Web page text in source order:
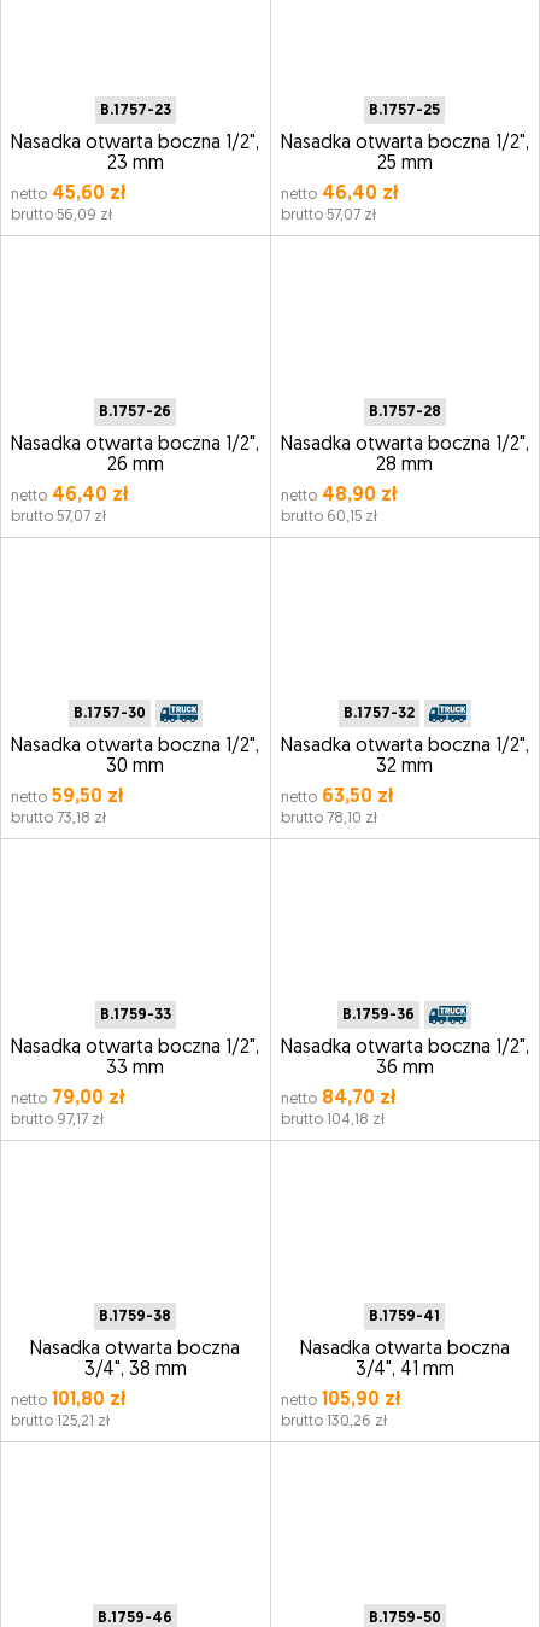
B.1757-23
Nasadka otwarta boczna 1/2",
23 mm
netto 45,60 zł
brutto 56,09 zł
B.1757-25
Nasadka otwarta boczna 1/2",
25 mm
netto46,40 zł
brutto 57,07 zł
B.1757-26
Nasadka otwarta boczna 1/2",
26 mm
netto 46,40 zł
brutto 57,07 zł
B.1757-28
Nasadka otwarta boczna 1/2",
28 mm
netto48,90 zł
brutto 60,15 zł
B.1757-30
Nasadka otwarta boczna 1/2",
30 mm
netto 59,50 zł
brutto 73,18 zł
B.1757-32
Nasadka otwarta boczna 1/2",
32 mm
netto63,50 zł
brutto 78,10 zł
B.1759-33
Nasadka otwarta boczna 1/2",
33 mm
netto 79,00 zł
brutto 97,17 zł
B.1759-36
Nasadka otwarta boczna 1/2",
36 mm
netto84,70 zł
brutto 104,18 zł
B.1759-38
Nasadka otwarta boczna
3/4", 38 mm
netto 101,80 zł
brutto 125,21 zł
B.1759-41
Nasadka otwarta boczna
3/4", 41 mm
netto105,90 zł
brutto 130,26 zł
B.1759-46 B.1759-50